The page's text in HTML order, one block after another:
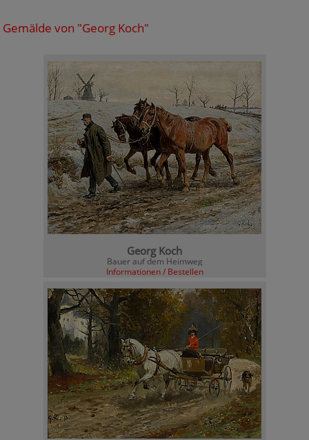
Gemälde von "Georg Koch"
Georg Koch
Bauer auf dem Heimweg
Informationen / Bestellen